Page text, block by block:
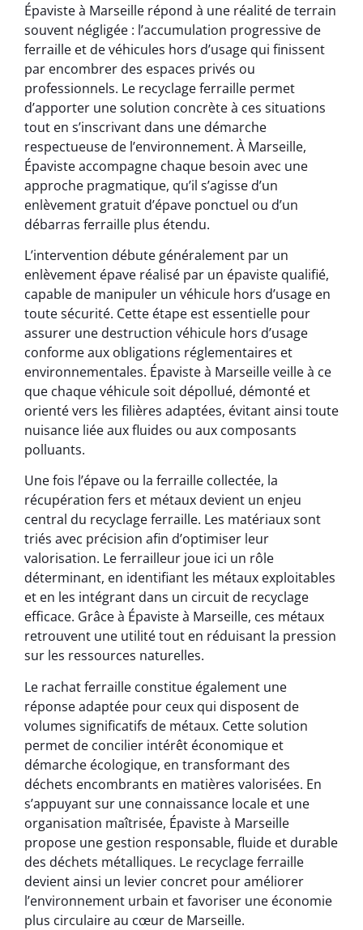
Épaviste à Marseille répond à une réalité de terrain
souvent négligée : l’accumulation progressive de
ferraille et de véhicules hors d’usage qui finissent
par encombrer des espaces privés ou
professionnels. Le recyclage ferraille permet
d’apporter une solution concrète à ces situations
tout en s’inscrivant dans une démarche
respectueuse de l’environnement. À Marseille,
Épaviste accompagne chaque besoin avec une
approche pragmatique, qu’il s’agisse d’un
enlèvement gratuit d’épave ponctuel ou d’un
débarras ferraille plus étendu.
L’intervention débute généralement par un
enlèvement épave réalisé par un épaviste qualifié,
capable de manipuler un véhicule hors d’usage en
toute sécurité. Cette étape est essentielle pour
assurer une destruction véhicule hors d’usage
conforme aux obligations réglementaires et
environnementales. Épaviste à Marseille veille à ce
que chaque véhicule soit dépollué, démonté et
orienté vers les filières adaptées, évitant ainsi toute
nuisance liée aux fluides ou aux composants
polluants.
Une fois l’épave ou la ferraille collectée, la
récupération fers et métaux devient un enjeu
central du recyclage ferraille. Les matériaux sont
triés avec précision afin d’optimiser leur
valorisation. Le ferrailleur joue ici un rôle
déterminant, en identifiant les métaux exploitables
et en les intégrant dans un circuit de recyclage
efficace. Grâce à Épaviste à Marseille, ces métaux
retrouvent une utilité tout en réduisant la pression
sur les ressources naturelles.
Le rachat ferraille constitue également une
réponse adaptée pour ceux qui disposent de
volumes significatifs de métaux. Cette solution
permet de concilier intérêt économique et
démarche écologique, en transformant des
déchets encombrants en matières valorisées. En
s’appuyant sur une connaissance locale et une
organisation maîtrisée, Épaviste à Marseille
propose une gestion responsable, fluide et durable
des déchets métalliques. Le recyclage ferraille
devient ainsi un levier concret pour améliorer
l’environnement urbain et favoriser une économie
plus circulaire au cœur de Marseille.